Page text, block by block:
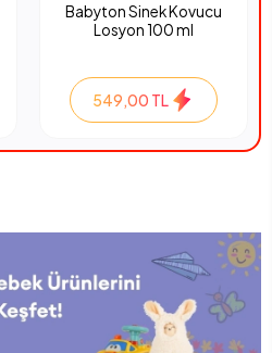
Babyton Sinek Kovucu
Losyon 100 ml
549,00 TL